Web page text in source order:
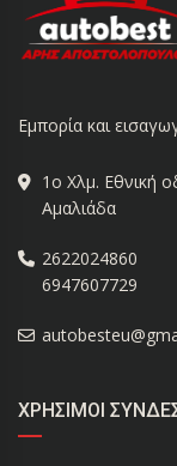
Εμπορία και
1ο Χλμ. Εθνική
Αμαλιάδα
2622024860
6947607729
ΧΡΉΣΙΜΟΙ